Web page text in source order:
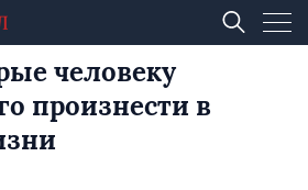
человеку
произнести в